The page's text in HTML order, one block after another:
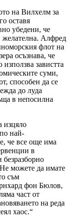
на Вилхелм за
оставя
убедени, че
желателна. Алфред
флот на
осъзнава, че
завистта
суми,
способен да се
до луда
в непосилна
изцяло
най-
че все още има
в
можете да имате
съм
фон Бюлов,
част от
на реда
хаос.“